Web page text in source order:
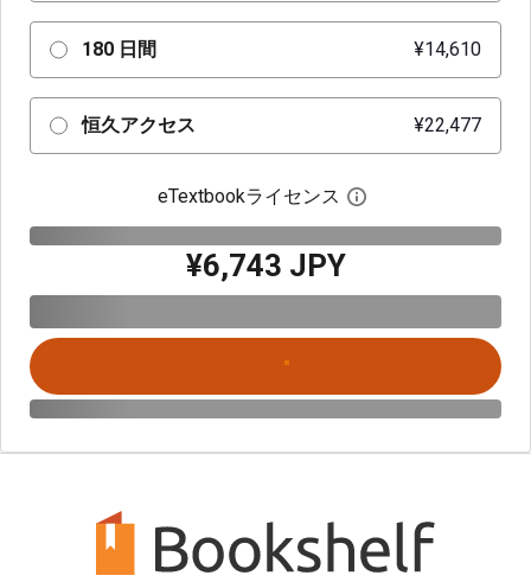
180 日間 ¥14,610
恒久アクセス ¥22,477
eTextbookライセンス デジタルライセン
¥6,743 JPY